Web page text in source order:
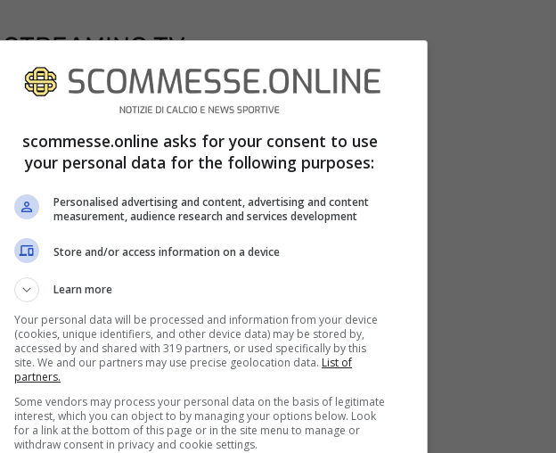
TV
fra la Lazio e l’Udinese sarà visibile in
piattaforma digitale si è infatti assicurata
di tre match della Serie A, fra cui appunto la
il match dovrete quindi sottoscrivere un
ricordandovi che i primi trenta giorni di
DAZN sul decoder di Sky sempre
cui foste clienti di Sky Sport e di Sky Calcio
gratuita per questo anno.
scommesse.online asks for your consent to use
your personal data for the following purposes:
Personalised advertising and content, advertising and content
measurement, audience research and services development
Store and/or access information on a device
Learn more
Your personal data will be processed and information from your device
(cookies, unique identifiers, and other device data) may be stored by,
accessed by and shared with 319 partners, or used specifically by this
site. We and our partners may use precise geolocation data. List of
partners.
Some vendors may process your personal data on the basis of legitimate
interest, which you can object to by managing your options below. Look
for a link at the bottom of this page or in the site menu to manage or
withdraw consent in privacy and cookie settings.